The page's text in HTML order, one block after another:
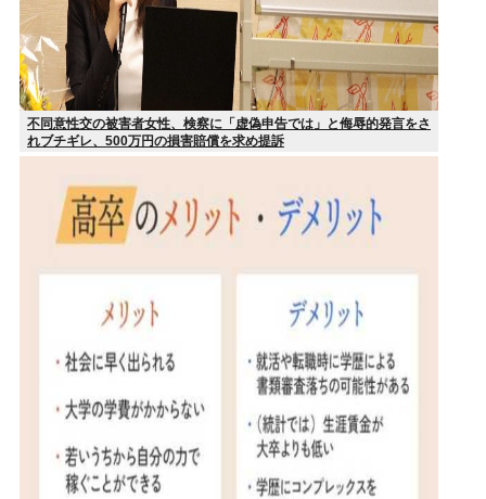
不同意性交の被害者女性、検察に「虚偽申告では」と侮辱的発言をさ
れブチギレ、500万円の損害賠償を求め提訴